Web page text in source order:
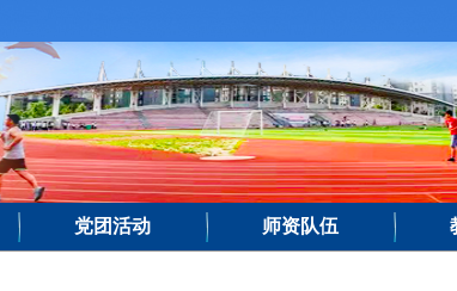
党团活动 师资队伍